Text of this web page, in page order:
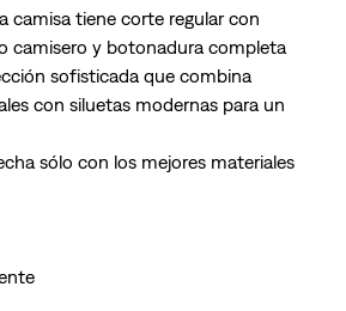
camisa tiene corte regular con
camisero y botonadura completa
sofisticada que combina
con siluetas modernas para un
sólo con los mejores materiales